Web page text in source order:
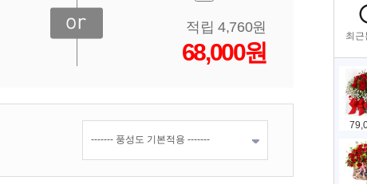
적립 4,760원
68,000원